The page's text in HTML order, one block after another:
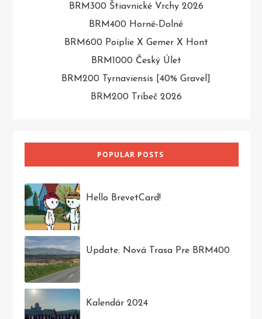
BRM300 Štiavnické Vrchy 2026
BRM400 Horné-Dolné
BRM600 Poiplie X Gemer X Hont
BRM1000 Český Úlet
BRM200 Tyrnaviensis [40% Gravel]
BRM200 Tribeč 2026
POPULAR POSTS
Hello BrevetCard!
Update: Nová Trasa Pre BRM400
Kalendár 2024